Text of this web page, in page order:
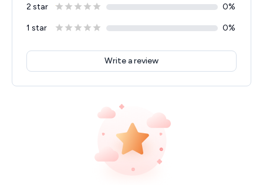
2 star 0%
1 star 0%
Write a review